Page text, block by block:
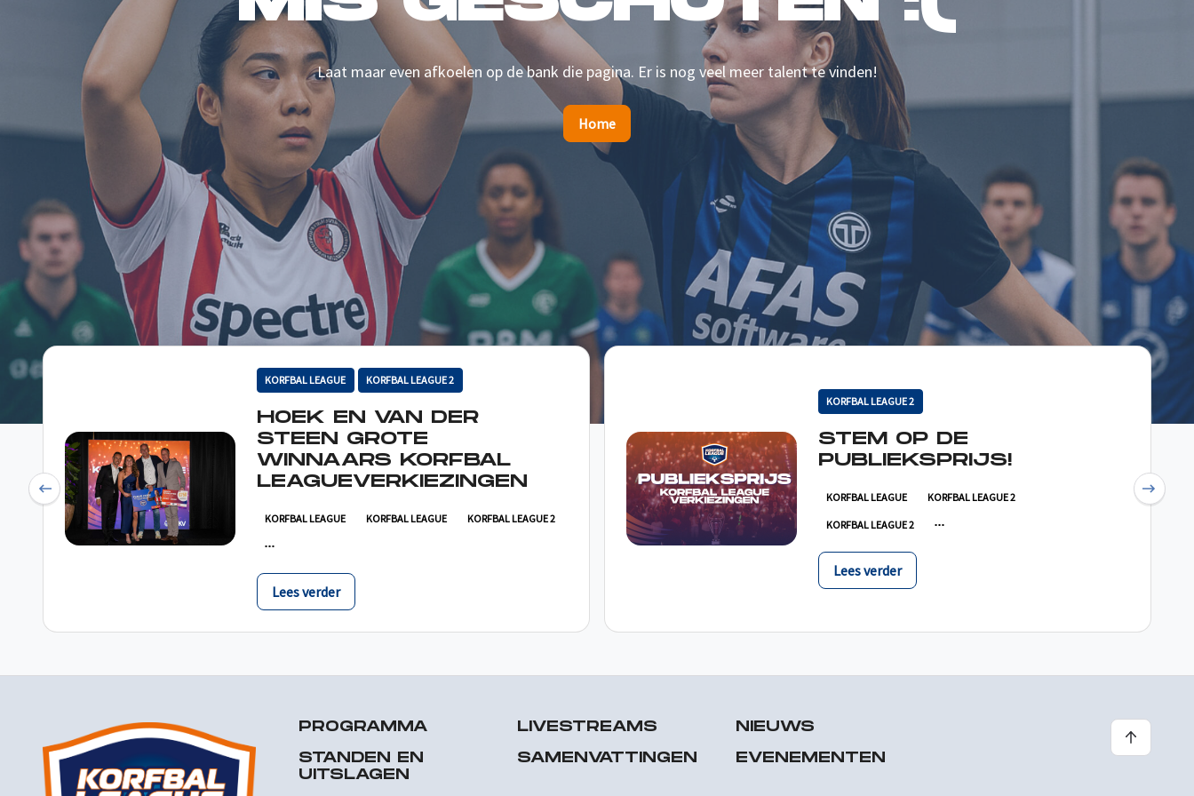
Laat maar even afkoelen op de bank die pagina. Er is nog veel meer talent te vinden!
Home
KORFBAL LEAGUE KORFBAL LEAGUE 2
HOEK EN VAN DER
STEEN GROTE
WINNAARS KORFBAL
LEAGUEVERKIEZINGEN
KORFBAL LEAGUE KORFBAL LEAGUE KORFBAL LEAGUE 2
Lees verder
KORFBAL LEAGUE 2
STEM OP DE
PUBLIEKSPRIJS!
KORFBAL LEAGUE KORFBAL LEAGUE 2
KORFBAL LEAGUE 2
Lees verder
Previous Next
PROGRAMMA
STANDEN EN
UITSLAGEN
LIVESTREAMS
SAMENVATTINGEN
NIEUWS
EVENEMENTEN